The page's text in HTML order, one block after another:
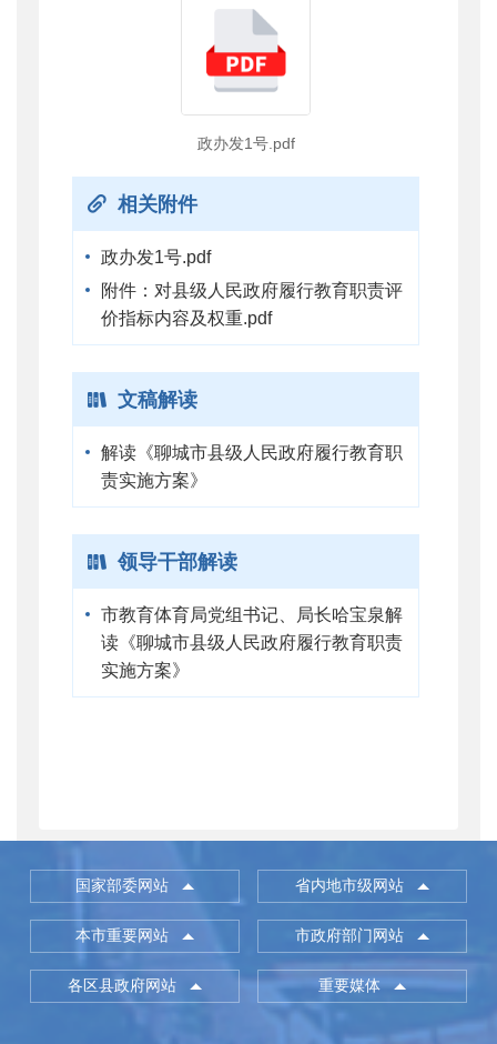
政办发1号.pdf
相关附件
政办发1号.pdf
附件：对县级人民政府履行教育职责评
价指标内容及权重.pdf
文稿解读
解读《聊城市县级人民政府履行教育职
责实施方案》
领导干部解读
市教育体育局党组书记、局长哈宝泉解
读《聊城市县级人民政府履行教育职责
实施方案》
国家部委网站 省内地市级网站
本市重要网站 市政府部门网站
各区县政府网站 重要媒体